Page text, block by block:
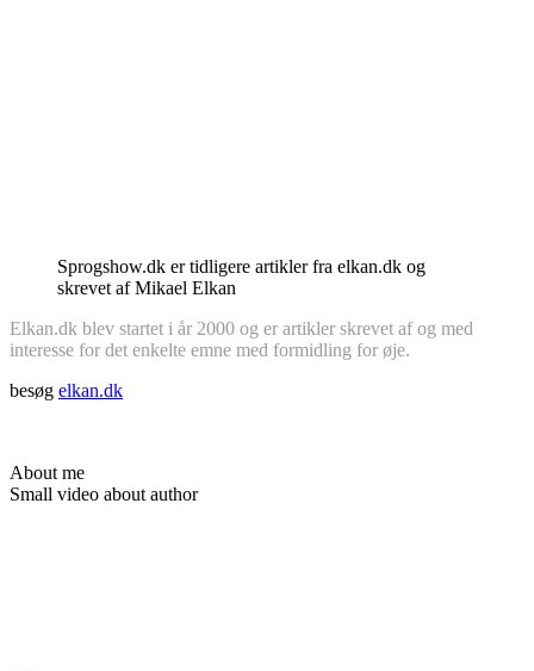
Sprogshow.dk er tidligere artikler fra elkan.dk og
skrevet af Mikael Elkan
Elkan.dk blev startet i år 2000 og er artikler skrevet af og med
interesse for det enkelte emne med formidling for øje.
besøg elkan.dk
About me
Small video about author